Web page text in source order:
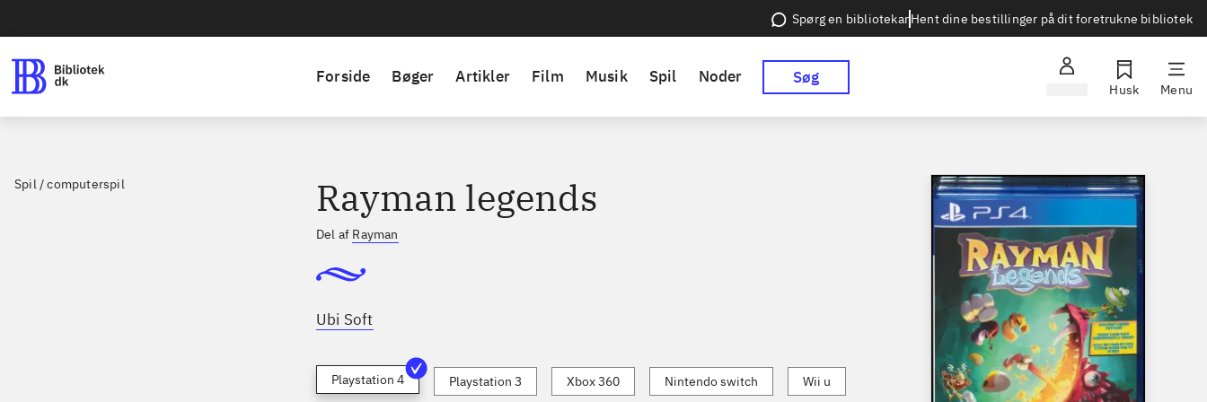
Spørg en bibliotekarHent dine bestillinger på dit foretrukne bibliotek
Forside Bøger Artikler Film Musik Spil Noder Søg
Husk Menu
Spil / computerspil Rayman legends
Del af Rayman
Ubi Soft
Playstation 4 Playstation 3 Xbox 360 Nintendo switch Wii u